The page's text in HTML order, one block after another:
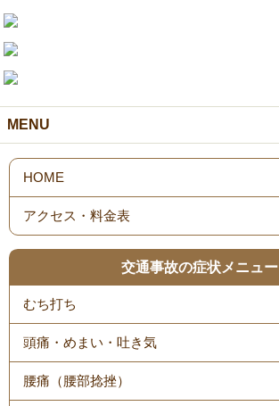
MENU
HOME
アクセス・料金表
交通事故の症状メニュー
むち打ち
頭痛・めまい・吐き気
腰痛（腰部捻挫）